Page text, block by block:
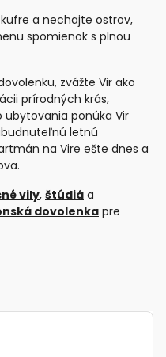
a nechajte ostrov,
spomienok s plnou
zvážte Vir ako
prírodných krás,
ponúka Vir
letnú
na Vire ešte dnes a
vily, štúdiá a
dovolenkapre